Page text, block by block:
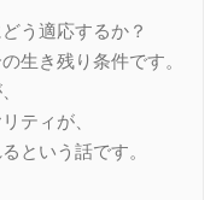
う適応するか？
生き残り条件です。
ティが、
という話です。